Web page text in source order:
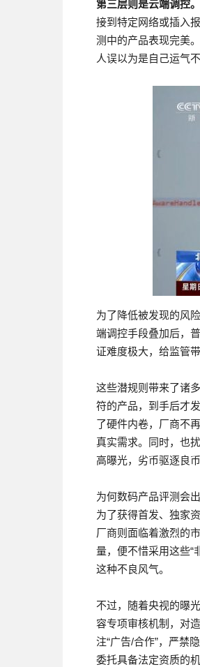
第三层则是云端调控。
接到特定网络或插入
测中的产品表现完美
人误以为是自己运气不
为了降低被发现的风
端调控手段叠加后，
证难度极大，给监管
这些潜规则带来了诸
符的产品，到手后才
了硬件内卷，厂商不
真实需求。同时，也
高曝光，劣币驱逐良
为何数码产品评测会
为了获得首发、独家
厂商则面临着激烈的
量，便不惜采用这些“
这种不良风气。
不过，随着央视的曝
容专项审核机制，对
注“广告/合作”，严禁
委托具备法定资质的